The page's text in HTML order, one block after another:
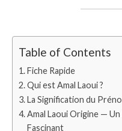
Table of Contents
Fiche Rapide
Qui est Amal Laoui ?
La Signification du
Amal Laoui Origine —
Fascinant